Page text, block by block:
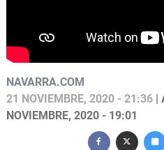
NAVARRA.COM
21 NOVIEMBRE, 2020 - 21:36
NOVIEMBRE, 2020 - 19:01